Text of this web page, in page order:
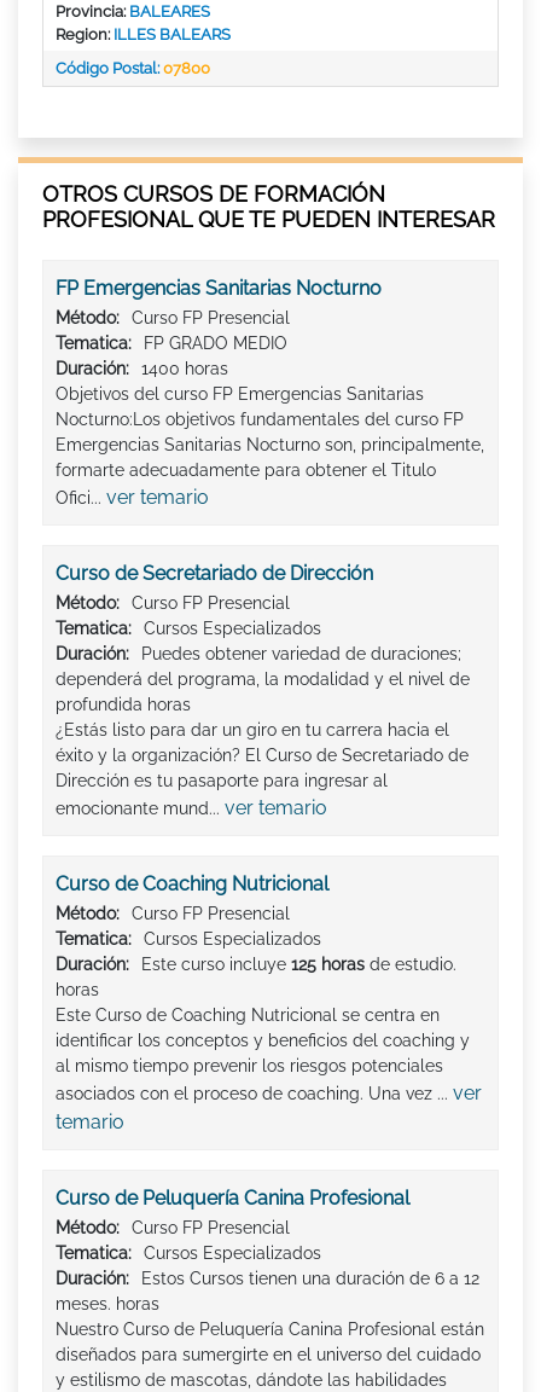
Provincia: BALEARES
Region: ILLES BALEARS
Código Postal:07800
OTROS CURSOS DE FORMACIÓN
PROFESIONAL QUE TE PUEDEN INTERESAR
FP Emergencias Sanitarias Nocturno
Método:
Curso FP Presencial
Tematica:
FP GRADO MEDIO
Duración:
1400 horas
Objetivos del curso FP Emergencias Sanitarias
Nocturno:Los objetivos fundamentales del curso FP
Emergencias Sanitarias Nocturno son, principalmente,
formarte adecuadamente para obtener el Titulo
Ofici... ver temario
Curso de Secretariado de Dirección
Método:
Curso FP Presencial
Tematica:
Cursos Especializados
Duración:
Puedes obtener variedad de duraciones;
dependerá del programa, la modalidad y el nivel de
profundida horas
¿Estás listo para dar un giro en tu carrera hacia el
éxito y la organización? El Curso de Secretariado de
Dirección es tu pasaporte para ingresar al
emocionante mund... ver temario
Curso de Coaching Nutricional
Método:
Curso FP Presencial
Tematica:
Cursos Especializados
Duración:
Este curso incluye 125 horas de estudio.
horas
Este Curso de Coaching Nutricional se centra en
identificar los conceptos y beneficios del coaching y
al mismo tiempo prevenir los riesgos potenciales
asociados con el proceso de coaching. Una vez ... ver
temario
Curso de Peluquería Canina Profesional
Método:
Curso FP Presencial
Tematica:
Cursos Especializados
Duración:
Estos Cursos tienen una duración de 6 a 12
meses. horas
Nuestro Curso de Peluquería Canina Profesional están
diseñados para sumergirte en el universo del cuidado
y estilismo de mascotas, dándote las habilidades